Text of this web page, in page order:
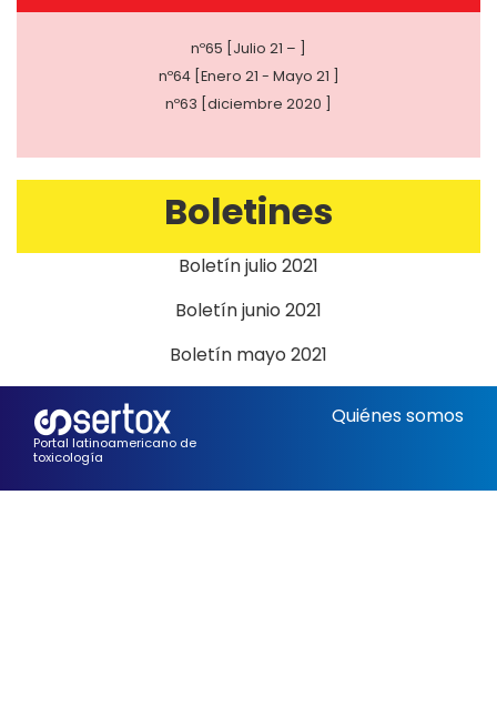
nº65 [Julio 21 – ]
nº64 [Enero 21 - Mayo 21 ]
nº63 [diciembre 2020 ]
Boletines
Boletín julio 2021
Boletín junio 2021
Boletín mayo 2021
Portal latinoamericano de
toxicología
Quiénes somos